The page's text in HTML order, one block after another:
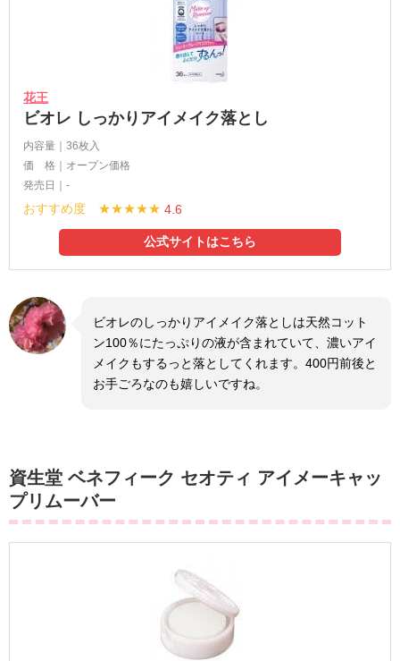
花王
ビオレ しっかりアイメイク落とし
内容量｜36枚入
価 格｜オープン価格
発売日｜-
おすすめ度 ★★★★★ 4.6
公式サイトはこちら
ビオレのしっかりアイメイク落としは天然コット
ン100％にたっぷりの液が含まれていて、濃いアイ
メイクもするっと落としてくれます。400円前後と
お手ごろなのも嬉しいですね。
資生堂 ベネフィーク セオティ アイメーキャッ
プリムーバー